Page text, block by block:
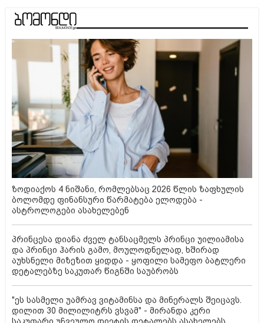
ზოდიაქოს 4 ნიშანი, რომლებსაც 2026 წლის ზაფხულის
ბოლომდე ფინანსური წარმატება ელოდება -
ასტროლოგები ასახელებენ
პრინცესა დიანა ძველ ტანსაცმელს პრინცი უილიამისა
და პრინცი ჰარის გამო, მოულოდნელად, ხშირად
აუხსნელი მიზეზით ყიდდა - ყოფილი სამეფო ბატლერი
დეტალებზე საკუთარ წიგნში საუბრობს
"ეს სასმელი უამრავ ვიტამინსა და მინერალს შეიცავს.
დილით 30 მილილიტრს ვსვამ" - მირანდა კერი